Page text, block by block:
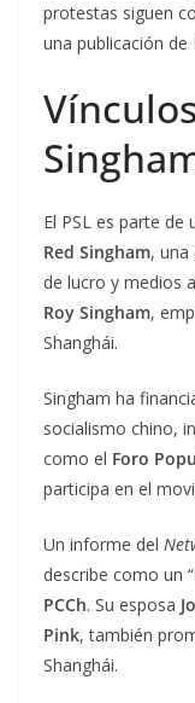
protestas siguen
una publicación de
El PSL es parte de
Red Singham, una
de lucro y medios
Roy Singham,
Shanghái.
Singham ha
socialismo chino,
como el Foro
participa en el
Un informe del
describe como un
PCCh. Su esposa
Pink, también
Shanghái.